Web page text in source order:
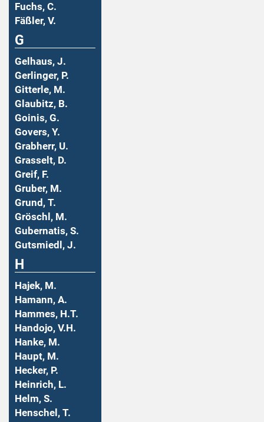
Fuchs, C.
Fäßler, V.
G
Gelhaus, J.
Gerlinger, P.
Gitterle, M.
Glaubitz, B.
Goinis, G.
Govers, Y.
Grabherr, U.
Grasselt, D.
Greif, F.
Gruber, M.
Grund, T.
Gröschl, M.
Gubernatis, S.
Gutsmiedl, J.
H
Hajek, M.
Hamann, A.
Hammes, H.T.
Handojo, V.H.
Hanke, M.
Haupt, M.
Hecker, P.
Heinrich, L.
Helm, S.
Henschel, T.